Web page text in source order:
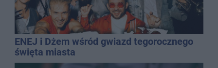
ENEJ i Dżem wśród gwiazd tegorocznego
święta miasta